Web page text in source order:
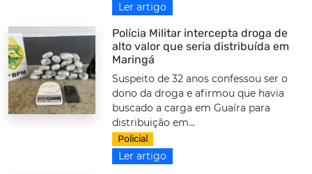
Ler artigo
Polícia Militar intercepta droga de
alto valor que seria distribuída em
Maringá
Suspeito de 32 anos confessou ser o
dono da droga e afirmou que havia
buscado a carga em Guaíra para
distribuição em...
Policial
Ler artigo